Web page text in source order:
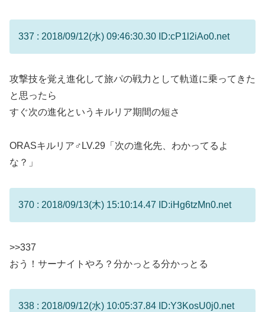
337 : 2018/09/12(水) 09:46:30.30 ID:cP1l2iAo0.net
攻撃技を覚え進化して旅パの戦力として軌道に乗ってきた
と思ったら
すぐ次の進化というキルリア期間の短さ
ORASキルリア♂LV.29「次の進化先、わかってるよ
な？」
370 : 2018/09/13(木) 15:10:14.47 ID:iHg6tzMn0.net
>>337
おう！サーナイトやろ？分かっとる分かっとる
338 : 2018/09/12(水) 10:05:37.84 ID:Y3KosU0j0.net